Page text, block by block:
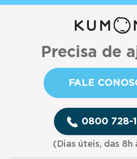
Precisa de
FALE
0800 728-
(Dias úteis, das 8h